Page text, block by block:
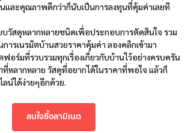
และคุณภาพดีกว่าก็นับเป็นการลงทุนที่คุ้มค่าเลยที
บวัสดุหลากหลายชนิดเพื่อประกอบการตัดสินใจ รวม
การเนรมิตบ้านสวยราคาคุ้มค่า ลองคลิกเข้ามา
อร์มที่รวบรวมทุกเรื่องเกี่ยวกับบ้านไว้อย่างครบครัน
ที่หลากหลาย วัสดุที่อยากได้ในราคาที่พอใจ แล้วก็
น์ได้ง่ายๆอีกด้วย.
สนใจซื้อลามิเนต